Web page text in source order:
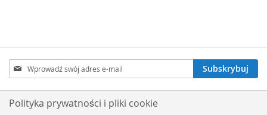
Subskrybuj
nasz
newsletter:
Subskrybuj
Polityka prywatności i pliki cookie